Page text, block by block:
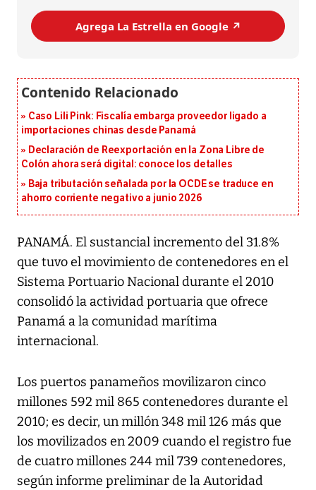
Agrega La Estrella en Google ↗️
Caso Lili Pink: Fiscalía embarga proveedor ligado a
importaciones chinas desde Panamá
Declaración de Reexportación en la Zona Libre de
Colón ahora será digital: conoce los detalles
Baja tributación señalada por la OCDE se traduce en
ahorro corriente negativo a junio 2026
PANAMÁ. El sustancial incremento del 31.8%
que tuvo el movimiento de contenedores en el
Sistema Portuario Nacional durante el 2010
consolidó la actividad portuaria que ofrece
Panamá a la comunidad marítima
internacional.
Los puertos panameños movilizaron cinco
millones 592 mil 865 contenedores durante el
2010; es decir, un millón 348 mil 126 más que
los movilizados en 2009 cuando el registro fue
de cuatro millones 244 mil 739 contenedores,
según informe preliminar de la Autoridad